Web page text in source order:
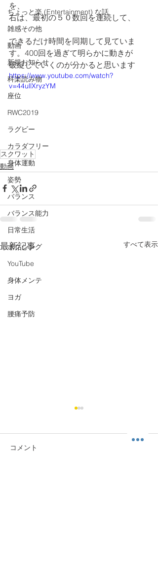
ちょっと楽 (Entertainment) な話
雑感その他
動画
新規お知らせ
科楽読み物
座位
RWC2019
ラグビー
カラダフリー
身体運動
姿勢
バランス
バランス能力
日常生活
ボクシング
YouTube
身体メンテ
ヨガ
腰痛予防
を、
右は、最初の５０数回を連続して、
できるだけ時間を同期して見ていま
す。400回を過ぎて明らかに動きが
破綻していくのが分かると思います
https://www.youtube.com/watch?
v=44ullXryzYM
スクワット
動画
最新記事 すべて表示
コメント